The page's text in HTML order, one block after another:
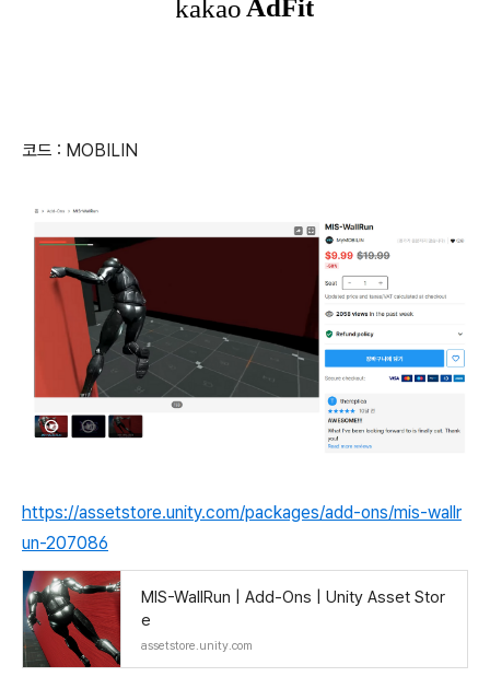
코드 : MOBILIN
https://assetstore.unity.com/packages/add-ons/mis-wallr
un-207086
MIS-WallRun | Add-Ons | Unity Asset Stor
e
assetstore.unity.com